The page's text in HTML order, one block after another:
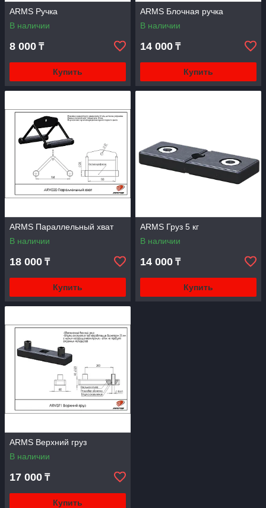
ARMS Ручка
В наличии
8 000 ₸
Купить
ARMS Блочная ручка
В наличии
14 000 ₸
Купить
ARMS Параллельный хват
В наличии
18 000 ₸
Купить
ARMS Груз 5 кг
В наличии
14 000 ₸
Купить
ARMS Верхний груз
В наличии
17 000 ₸
Купить